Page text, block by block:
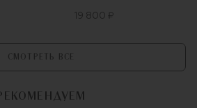
19 800 ₽
СМОТРЕТЬ ВСЕ
РЕКОМЕНДУЕМ